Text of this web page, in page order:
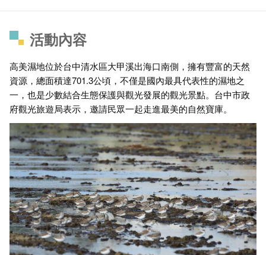
活動內容
高美濕地位於台中清水區大甲溪出海口南側，擁有豐富的天然
資源，總面積達701.3公頃，不僅是國內最具代表性的濕地之
一，也是少數結合生態保護與觀光發展的觀光景點。台中市政
府觀光旅遊局表示，邀請民眾一起走進最美的自然寶庫。